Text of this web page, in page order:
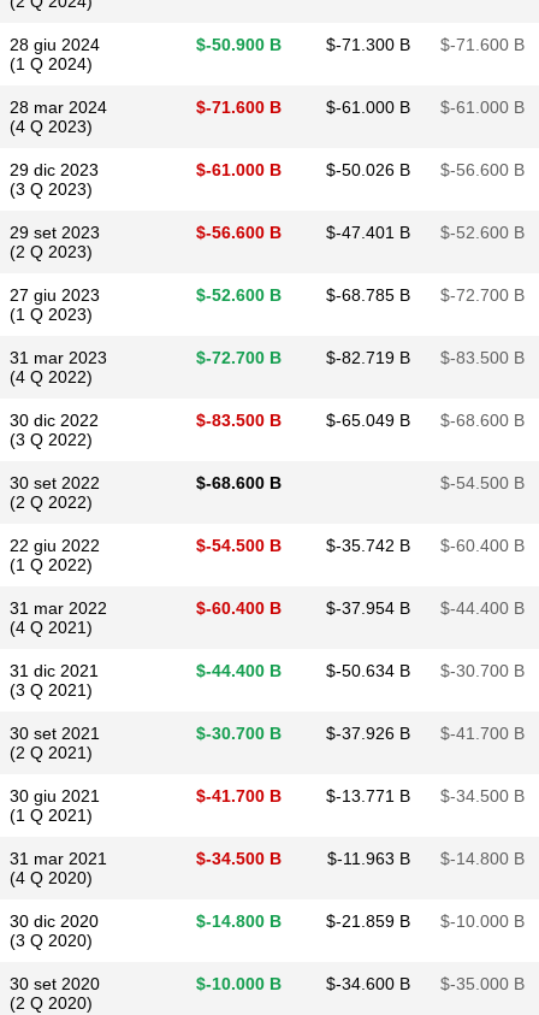
28 giu 2024
(1 Q 2024)
$​-50.900 B $​-71.300 B $​-71.600 B
28 mar 2024
(4 Q 2023)
$​-71.600 B $​-61.000 B $​-61.000 B
29 dic 2023
(3 Q 2023)
$​-61.000 B $​-50.026 B $​-56.600 B
29 set 2023
(2 Q 2023)
$​-56.600 B $​-47.401 B $​-52.600 B
27 giu 2023
(1 Q 2023)
$​-52.600 B $​-68.785 B $​-72.700 B
31 mar 2023
(4 Q 2022)
$​-72.700 B $​-82.719 B $​-83.500 B
30 dic 2022
(3 Q 2022)
$​-83.500 B $​-65.049 B $​-68.600 B
30 set 2022
(2 Q 2022)
$​-68.600 B $​-54.500 B
22 giu 2022
(1 Q 2022)
$​-54.500 B $​-35.742 B $​-60.400 B
31 mar 2022
(4 Q 2021)
$​-60.400 B $​-37.954 B $​-44.400 B
31 dic 2021
(3 Q 2021)
$​-44.400 B $​-50.634 B $​-30.700 B
30 set 2021
(2 Q 2021)
$​-30.700 B $​-37.926 B $​-41.700 B
30 giu 2021
(1 Q 2021)
$​-41.700 B $​-13.771 B $​-34.500 B
31 mar 2021
(4 Q 2020)
$​-34.500 B $​-11.963 B $​-14.800 B
30 dic 2020
(3 Q 2020)
$​-14.800 B $​-21.859 B $​-10.000 B
30 set 2020
(2 Q 2020)
$​-10.000 B $​-34.600 B $​-35.000 B